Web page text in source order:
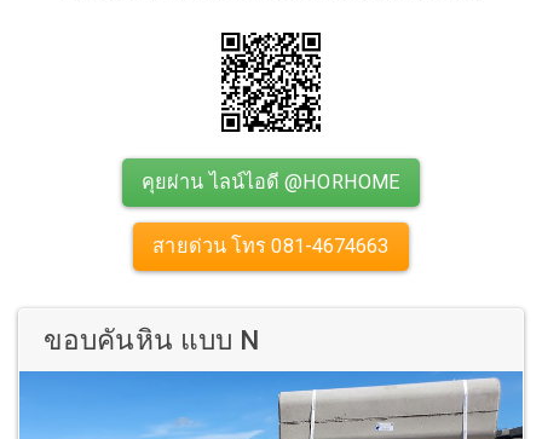
คุยผ่าน ไลน์ไอดี @HORHOME
สายด่วน โทร 081-4674663
ขอบคันหิน แบบ N